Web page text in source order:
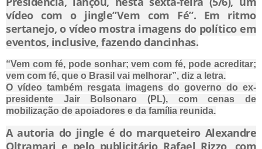
vídeo com o jingle”Vem com Fé”. Em ritmo
sertanejo, o vídeo mostra imagens do político em
eventos, inclusive, fazendo dancinhas.
“Vem com fé, pode sonhar; vem com fé, pode acreditar;
vem com fé, que o Brasil vai melhorar”, diz a letra.
O vídeo também resgata imagens do governo do ex-
presidente Jair Bolsonaro (PL), com cenas de
mobilização de apoiadores e da família reunida.
A autoria do jingle é do marqueteiro Alexandre
Oltramari e pelo publicitário Rafael Rizzo, com